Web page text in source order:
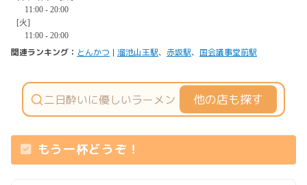
関連ランキング： とんかつ | 溜池山王駅、 赤坂駅、 国会議事堂前駅
他の店も探す
もう一杯どうぞ！